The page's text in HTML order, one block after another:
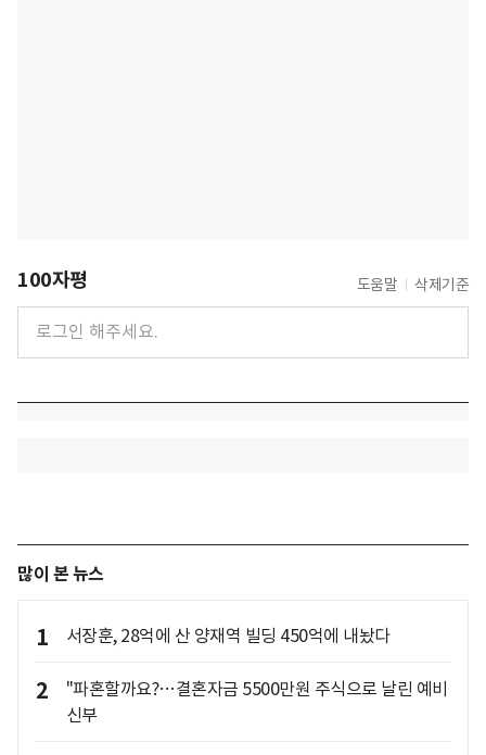
100자평 도움말 삭제기준
많이 본 뉴스
1 서장훈, 28억에 산 양재역 빌딩 450억에 내놨다
2
"파혼할까요?…결혼자금 5500만원 주식으로 날린 예비
신부